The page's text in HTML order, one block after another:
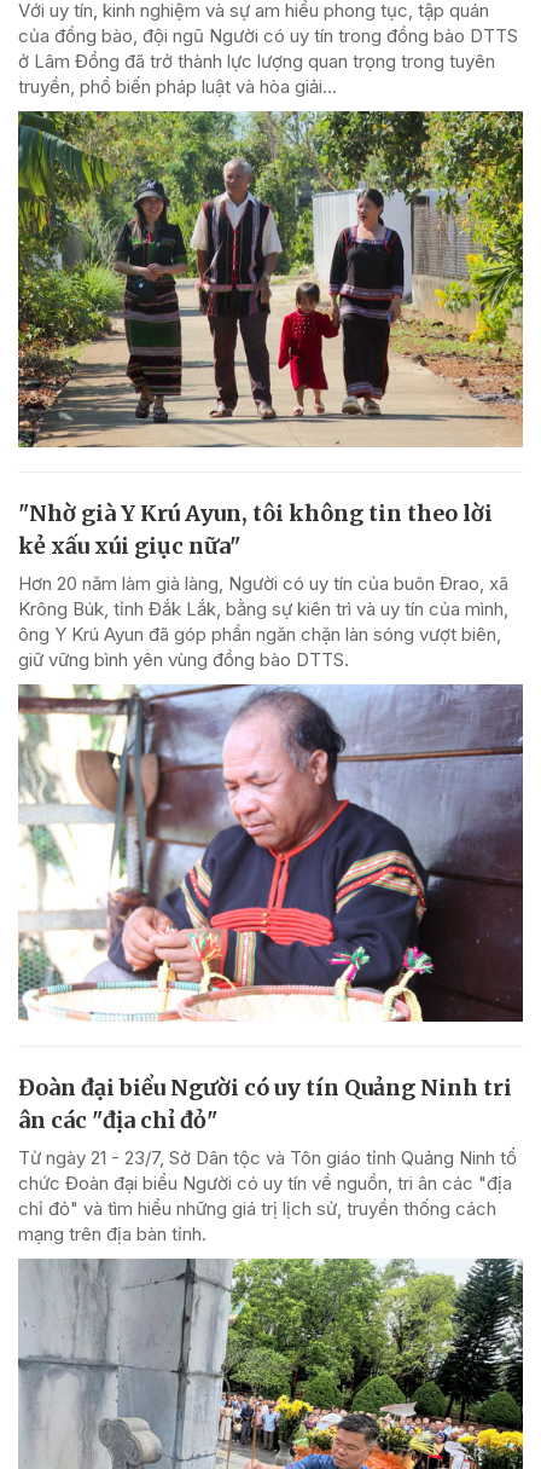
Với uy tín, kinh nghiệm và sự am hiểu phong tục, tập quán
của đồng bào, đội ngũ Người có uy tín trong đồng bào DTTS
ở Lâm Đồng đã trở thành lực lượng quan trọng trong tuyên
truyền, phổ biến pháp luật và hòa giải...
"Nhờ già Y Krú Ayun, tôi không tin theo lời
kẻ xấu xúi giục nữa"
Hơn 20 năm làm già làng, Người có uy tín của buôn Đrao, xã
Krông Búk, tỉnh Đắk Lắk, bằng sự kiên trì và uy tín của mình,
ông Y Krú Ayun đã góp phần ngăn chặn làn sóng vượt biên,
giữ vững bình yên vùng đồng bào DTTS.
Đoàn đại biểu Người có uy tín Quảng Ninh tri
ân các "địa chỉ đỏ"
Từ ngày 21 - 23/7, Sở Dân tộc và Tôn giáo tỉnh Quảng Ninh tổ
chức Đoàn đại biểu Người có uy tín về nguồn, tri ân các "địa
chỉ đỏ" và tìm hiểu những giá trị lịch sử, truyền thống cách
mạng trên địa bàn tỉnh.